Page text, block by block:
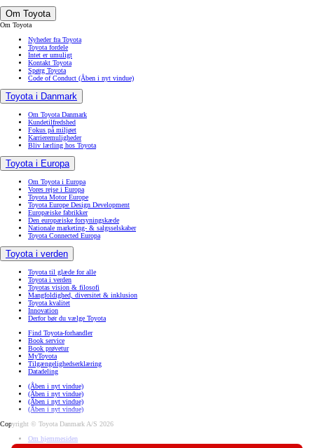
Om Toyota
Om Toyota
Nyheder fra Toyota
Toyota fordele
Intet er umuligt
Kontakt Toyota
Spørg Toyota
Code of Conduct (Åben i nyt vindue)
Toyota i Danmark
Om Toyota Danmark
Kundetilfredshed
Fokus på miljøet
Karrieremuligheder
Bliv lærling hos Toyota
Toyota i Europa
Om Toyota i Europa
Vores rejse i Europa
Toyota Motor Europe
Toyota Europe Design Development
Europæiske fabrikker
Den europæiske forsyningskæde
Nationale marketing- & salgsselskaber
Toyota Connected Europa
Toyota i verden
Toyota til glæde for alle
Toyota i verden
Toyotas vision & filosofi
Mangfoldighed, diversitet & inklusion
Toyota kvalitet
Innovation
Derfor bør du vælge Toyota
Find Toyota-forhandler
Book service
Book prøvetur
MyToyota
Tilgængelighedserklæring
Datadeling
(Åben i nyt vindue)
(Åben i nyt vindue)
(Åben i nyt vindue)
(Åben i nyt vindue)
Copyright © Toyota Danmark A/S 2026
Om hjemmesiden
Brug af cookies